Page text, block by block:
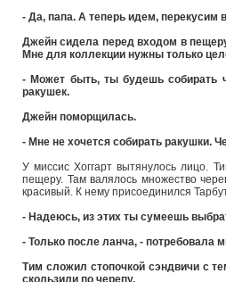
- Да, папа. А теперь идем, перекусим
Джейн сидела перед входом в
Мне для коллекции нужны только
- Может быть, ты будешь собирать
ракушек.
Джейн поморщилась.
- Мне не хочется собирать ракушки.
У миссис Хоггарт вытянулось лицо.
пещеру. Там валялось множество
красивый. К нему присоединился
- Надеюсь, из этих ты сумеешь
- Только после ланча, - потребовала
Тим сложил стопочкой сэндвичи с
скользили по черепу.